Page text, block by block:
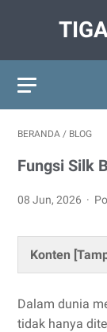
BERANDA / BLOG
Fungsi Silk
08 Jun, 2026
Konten [
Dalam dunia
tidak hanya